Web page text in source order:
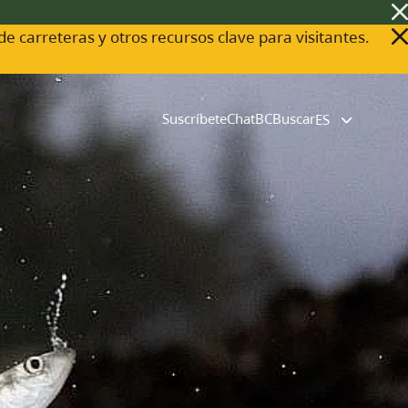
carreteras y otros recursos clave para visitantes.
SuscríbeteChatBCBuscar